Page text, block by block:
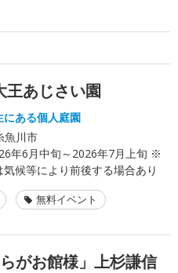
王あじさい園
にある個人庭園
魚川市
年6月中旬～2026年7月上旬 ※
気候等により前後する場合あり
無料イベント
がお館様」上杉謙信